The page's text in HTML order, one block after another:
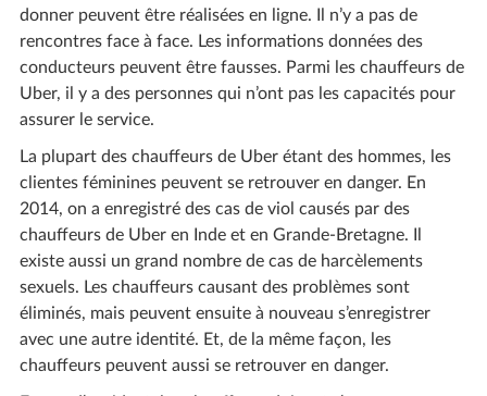
donner peuvent être réalisées en ligne. Il n’y a pas de
rencontres face à face. Les informations données des
conducteurs peuvent être fausses. Parmi les chauffeurs de
Uber, il y a des personnes qui n’ont pas les capacités pour
assurer le service.
La plupart des chauffeurs de Uber étant des hommes, les
clientes féminines peuvent se retrouver en danger. En
2014, on a enregistré des cas de viol causés par des
chauffeurs de Uber en Inde et en Grande-Bretagne. Il
existe aussi un grand nombre de cas de harcèlements
sexuels. Les chauffeurs causant des problèmes sont
éliminés, mais peuvent ensuite à nouveau s’enregistrer
avec une autre identité. Et, de la même façon, les
chauffeurs peuvent aussi se retrouver en danger.